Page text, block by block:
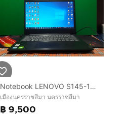
Notebook LENOVO S145-14IWL-81MU
เมืองนครราชสีมา นครราชสีมา
฿ 9,500